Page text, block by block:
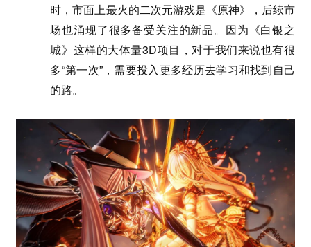
时，市面上最火的二次元游戏是《原神》，后续市
场也涌现了很多备受关注的新品。因为《白银之
城》这样的大体量3D项目，对于我们来说也有很
多“第一次”，需要投入更多经历去学习和找到自己
的路。